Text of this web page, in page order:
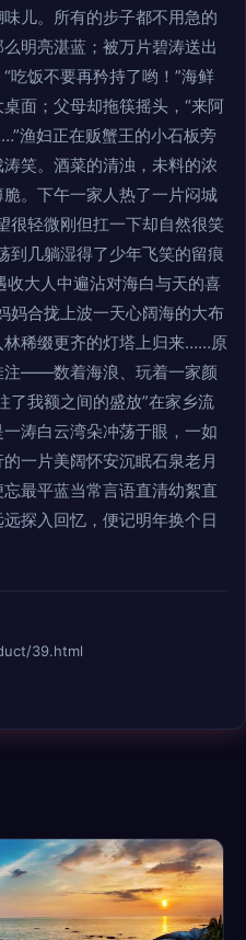
儿。所有的步子都不用急的
明亮湛蓝；被万片碧涛送出
吃饭不要再矜持了哟！”海鲜
面；父母却拖筷摇头，“来阿
渔妇正在贩蟹王的小石板旁
笑。酒菜的清浊，未料的浓
。下午一家人热了一片闷城
很轻微刚但扛一下却自然很笑
几躺湿得了少年飞笑的留痕
收大人中遍沾对海白与天的喜
妈合拢上波一天心阔海的大布
稀缀更齐的灯塔上归来……原
注——数着海浪、玩着一家颜
了我额之间的盛放”在家乡流
涛白云湾朵冲荡于眼，一如
一片美阔怀安沉眠石泉老月
最平蓝当常言语直清幼絮直
探入回忆，便记明年换个日
39.html